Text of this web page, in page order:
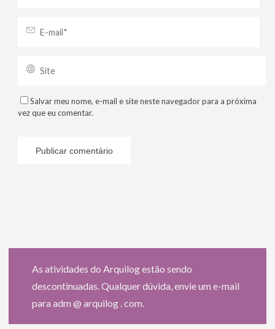
Salvar meu nome, e-mail e site neste navegador para a próxima
vez que eu comentar.
As atividades do Arquilog estão sendo
descontinuadas. Qualquer dúvida, envie um e-mail
para adm @ arquilog . com.